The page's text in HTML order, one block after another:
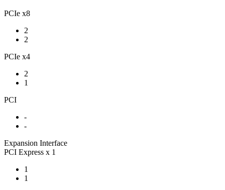
PCIe x8
2
2
PCIe x4
2
1
PCI
-
-
Expansion Interface
PCI Express x 1
1
1